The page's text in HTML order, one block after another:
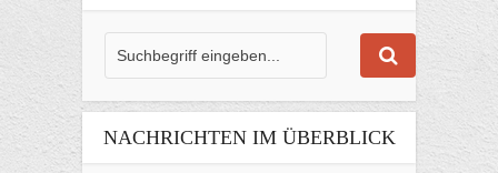
NACHRICHTEN IM ÜBERBLICK